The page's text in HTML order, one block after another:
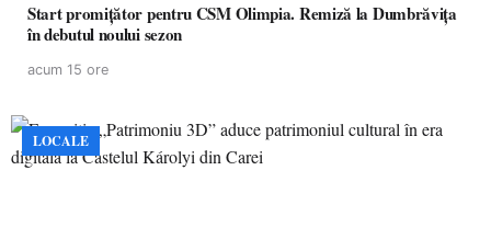
Start promițător pentru CSM Olimpia. Remiză la Dumbrăvița
în debutul noului sezon
acum 15 ore
LOCALE